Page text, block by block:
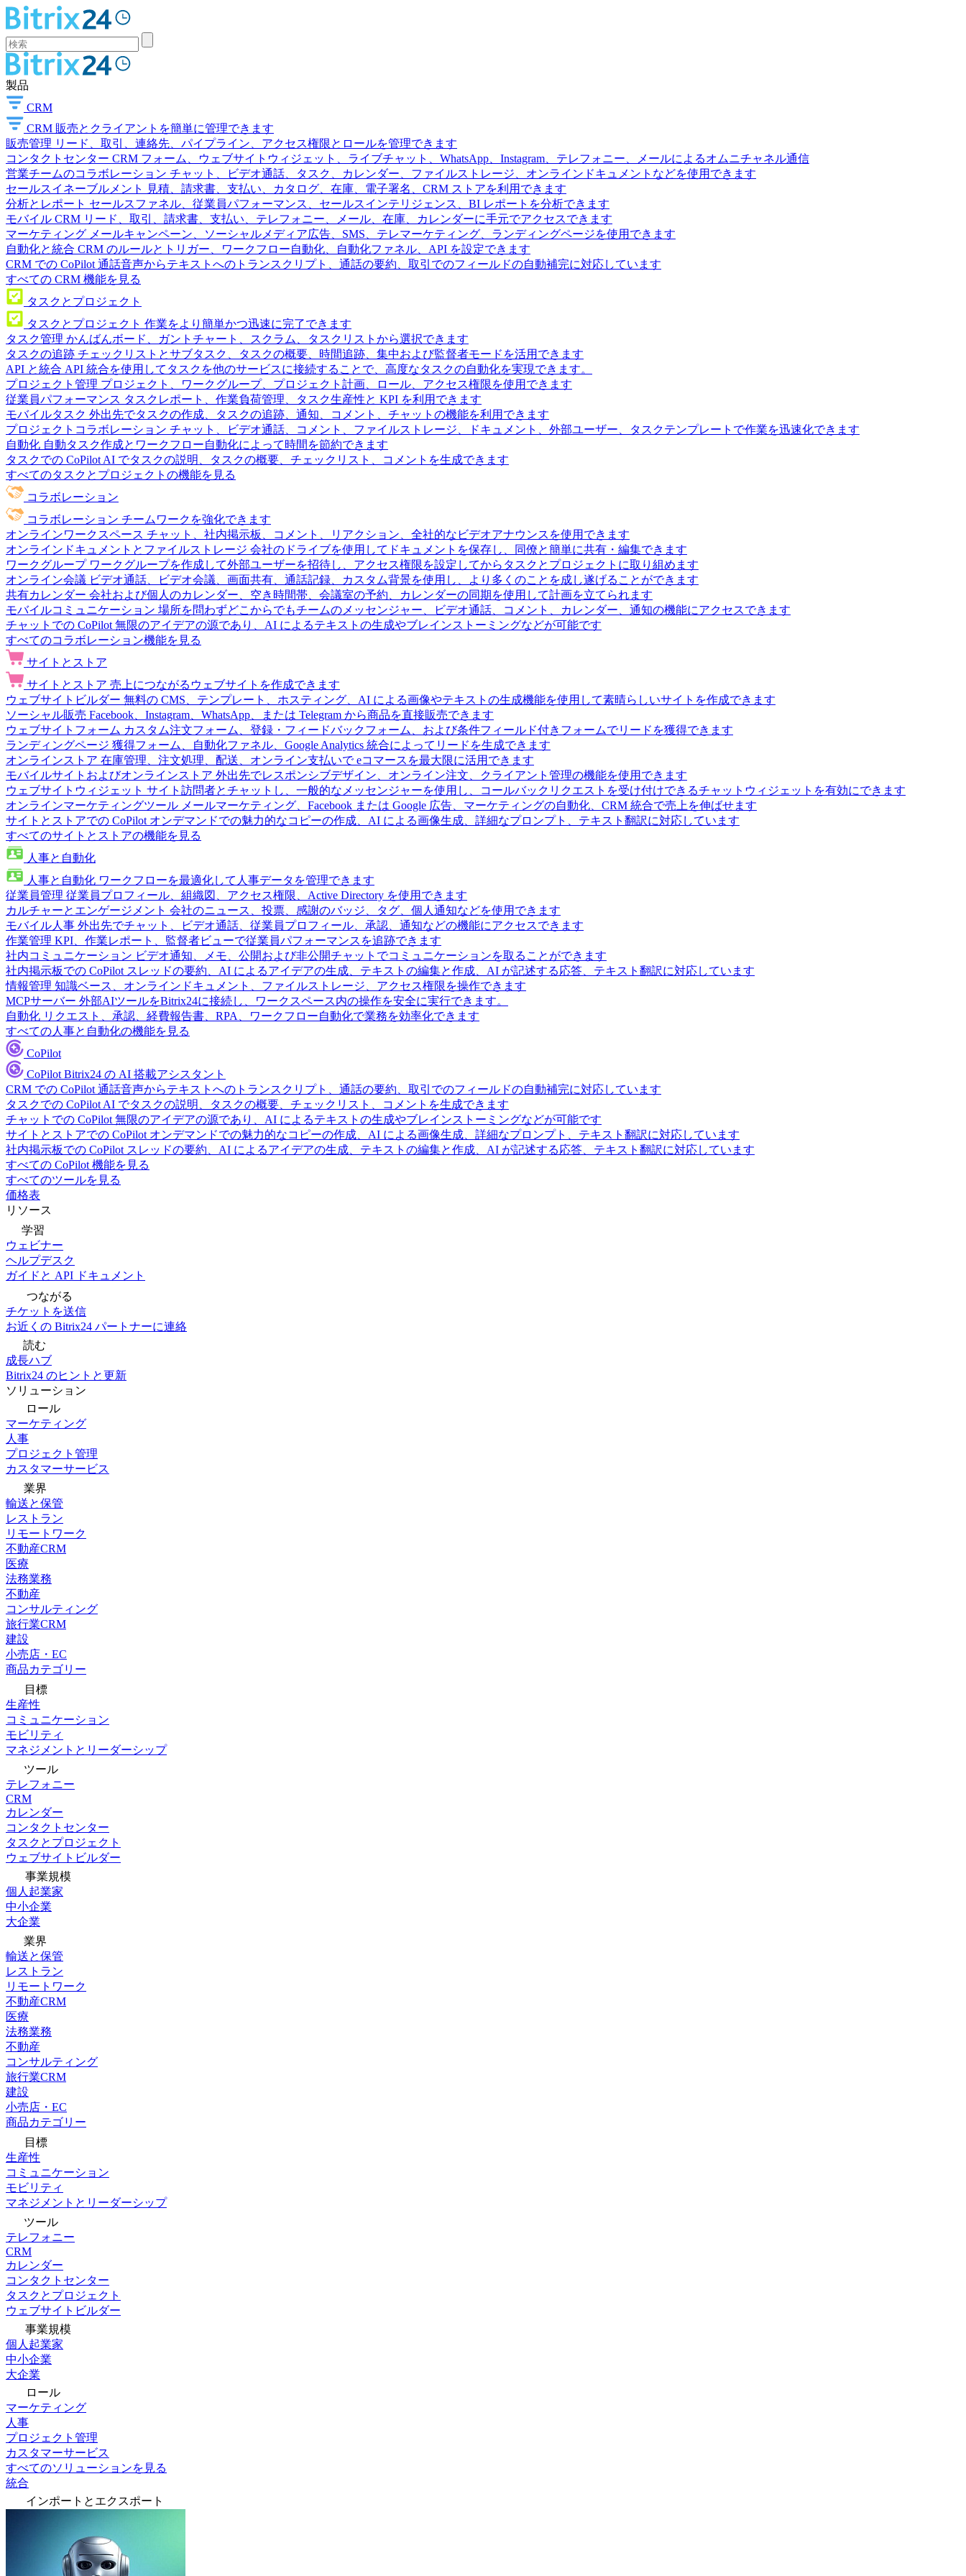
製品
CRM
CRM 販売とクライアントを簡単に管理できます
販売管理 リード、取引、連絡先、パイプライン、アクセス権限とロールを管理できます
コンタクトセンター CRM フォーム、ウェブサイトウィジェット、ライブチャット、WhatsApp、Instagram、テレフォニー、メールによるオムニチャネル通信
営業チームのコラボレーション チャット、ビデオ通話、タスク、カレンダー、ファイルストレージ、オンラインドキュメントなどを使用できます
セールスイネーブルメント
見積、請求書、支払い、カタログ、在庫、電子署名、CRM ストアを利用できます
分析とレポート セールスファネル、従業員パフォーマンス、セールスインテリジェンス、BI レポートを分析できます
モバイル CRM リード、取引、請求書、支払い、テレフォニー、メール、在庫、カレンダーに手元でアクセスできます
マーケティング メールキャンペーン、ソーシャルメディア広告、SMS、テレマーケティング、ランディングページを使用できます
自動化と統合 CRM のルールとトリガー、ワークフロー自動化、自動化ファネル、API を設定できます
CRM での CoPilot 通話音声からテキストへのトランスクリプト、通話の要約、取引でのフィールドの自動補完に対応しています
すべての CRM 機能を見る
タスクとプロジェクト
タスクとプロジェクト 作業をより簡単かつ迅速に完了できます
タスク管理 かんばんボード、ガントチャート、スクラム、タスクリストから選択できます
タスクの追跡 チェックリストとサブタスク、タスクの概要、時間追跡、集中および監督者モードを活用できます
API と統合 API 統合を使用してタスクを他のサービスに接続することで、高度なタスクの自動化を実現できます。
プロジェクト管理 プロジェクト、ワークグループ、プロジェクト計画、ロール、アクセス権限を使用できます
従業員パフォーマンス タスクレポート、作業負荷管理、タスク生産性と KPI を利用できます
モバイルタスク 外出先でタスクの作成、タスクの追跡、通知、コメント、チャットの機能を利用できます
プロジェクトコラボレーション チャット、ビデオ通話、コメント、ファイルストレージ、ドキュメント、外部ユーザー、タスクテンプレートで作業を迅速化できます
自動化 自動タスク作成とワークフロー自動化によって時間を節約できます
タスクでの CoPilot AI でタスクの説明、タスクの概要、チェックリスト、コメントを生成できます
すべてのタスクとプロジェクトの機能を見る
コラボレーション
コラボレーション チームワークを強化できます
オンラインワークスペース チャット、社内掲示板、コメント、リアクション、全社的なビデオアナウンスを使用できます
オンラインドキュメントとファイルストレージ 会社のドライブを使用してドキュメントを保存し、同僚と簡単に共有・編集できます
ワークグループ ワークグループを作成して外部ユーザーを招待し、アクセス権限を設定してからタスクとプロジェクトに取り組めます
オンライン会議 ビデオ通話、ビデオ会議、画面共有、通話記録、カスタム背景を使用し、より多くのことを成し遂げることができます
共有カレンダー 会社および個人のカレンダー、空き時間帯、会議室の予約、カレンダーの同期を使用して計画を立てられます
モバイルコミュニケーション 場所を問わずどこからでもチームのメッセンジャー、ビデオ通話、コメント、カレンダー、通知の機能にアクセスできます
チャットでの CoPilot 無限のアイデアの源であり、AI によるテキストの生成やブレインストーミングなどが可能です
すべてのコラボレーション機能を見る
サイトとストア
サイトとストア 売上につながるウェブサイトを作成できます
ウェブサイトビルダー 無料の CMS、テンプレート、ホスティング、AI による画像やテキストの生成機能を使用して素晴らしいサイトを作成できます
ソーシャル販売 Facebook、Instagram、WhatsApp、または Telegram から商品を直接販売できます
ウェブサイトフォーム カスタム注文フォーム、登録・フィードバックフォーム、および条件フィールド付きフォームでリードを獲得できます
ランディングページ 獲得フォーム、自動化ファネル、Google Analytics 統合によってリードを生成できます
オンラインストア 在庫管理、注文処理、配送、オンライン支払いで eコマースを最大限に活用できます
モバイルサイトおよびオンラインストア 外出先でレスポンシブデザイン、オンライン注文、クライアント管理の機能を使用できます
ウェブサイトウィジェット サイト訪問者とチャットし、一般的なメッセンジャーを使用し、コールバックリクエストを受け付けできるチャットウィジェットを有効にできます
オンラインマーケティングツール メールマーケティング、Facebook または Google 広告、マーケティングの自動化、CRM 統合で売上を伸ばせます
サイトとストアでの CoPilot オンデマンドでの魅力的なコピーの作成、AI による画像生成、詳細なプロンプト、テキスト翻訳に対応しています
すべてのサイトとストアの機能を見る
人事と自動化
人事と自動化 ワークフローを最適化して人事データを管理できます
従業員管理 従業員プロフィール、組織図、アクセス権限、Active Directory を使用できます
カルチャーとエンゲージメント 会社のニュース、投票、感謝のバッジ、タグ、個人通知などを使用できます
モバイル人事 外出先でチャット、ビデオ通話、従業員プロフィール、承認、通知などの機能にアクセスできます
作業管理 KPI、作業レポート、監督者ビューで従業員パフォーマンスを追跡できます
社内コミュニケーション ビデオ通知、メモ、公開および非公開チャットでコミュニケーションを取ることができます
社内掲示板での CoPilot スレッドの要約、AI によるアイデアの生成、テキストの編集と作成、AI が記述する応答、テキスト翻訳に対応しています
情報管理 知識ベース、オンラインドキュメント、ファイルストレージ、アクセス権限を操作できます
MCPサーバー 外部AIツールをBitrix24に接続し、ワークスペース内の操作を安全に実行できます。
自動化 リクエスト、承認、経費報告書、RPA、ワークフロー自動化で業務を効率化できます
すべての人事と自動化の機能を見る
CoPilot
CoPilot Bitrix24 の AI 搭載アシスタント
CRM での CoPilot 通話音声からテキストへのトランスクリプト、通話の要約、取引でのフィールドの自動補完に対応しています
タスクでの CoPilot AI でタスクの説明、タスクの概要、チェックリスト、コメントを生成できます
チャットでの CoPilot 無限のアイデアの源であり、AI によるテキストの生成やブレインストーミングなどが可能です
サイトとストアでの CoPilot オンデマンドでの魅力的なコピーの作成、AI による画像生成、詳細なプロンプト、テキスト翻訳に対応しています
社内掲示板での CoPilot スレッドの要約、AI によるアイデアの生成、テキストの編集と作成、AI が記述する応答、テキスト翻訳に対応しています
すべての CoPilot 機能を見る
すべてのツールを見る
価格表
リソース
学習
ウェビナー
ヘルプデスク
ガイドと API ドキュメント
つながる
チケットを送信
お近くの Bitrix24 パートナーに連絡
読む
成長ハブ
Bitrix24 のヒントと更新
ソリューション
ロール
マーケティング
人事
プロジェクト管理
カスタマーサービス
業界
輸送と保管
レストラン
リモートワーク
不動産CRM
医療
法務業務
不動産
コンサルティング
旅行業CRM
建設
小売店・EC
商品カテゴリー
目標
生産性
コミュニケーション
モビリティ
マネジメントとリーダーシップ
ツール
テレフォニー
CRM
カレンダー
コンタクトセンター
タスクとプロジェクト
ウェブサイトビルダー
事業規模
個人起業家
中小企業
大企業
業界
輸送と保管
レストラン
リモートワーク
不動産CRM
医療
法務業務
不動産
コンサルティング
旅行業CRM
建設
小売店・EC
商品カテゴリー
目標
生産性
コミュニケーション
モビリティ
マネジメントとリーダーシップ
ツール
テレフォニー
CRM
カレンダー
コンタクトセンター
タスクとプロジェクト
ウェブサイトビルダー
事業規模
個人起業家
中小企業
大企業
ロール
マーケティング
人事
プロジェクト管理
カスタマーサービス
すべてのソリューションを見る
統合
インポートとエクスポート